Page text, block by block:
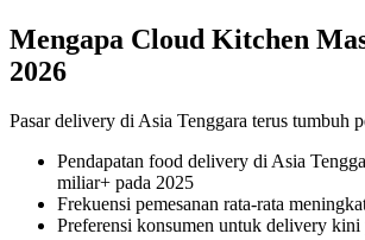
Mengapa Cloud Kitchen
2026
Pasar delivery di Asia Tenggara terus tumbuh
Pendapatan food delivery di Asia
miliar+ pada 2025
Frekuensi pemesanan rata-rata
Preferensi konsumen untuk delivery kini